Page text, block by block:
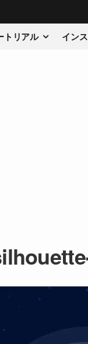
トリアル イン